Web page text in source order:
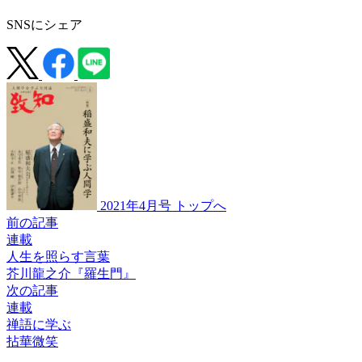
SNSにシェア
2021年4月号 トップへ
前の記事
連載
人生を照らす言葉
芥川龍之介『羅生門』
次の記事
連載
禅語に学ぶ
拈華微笑